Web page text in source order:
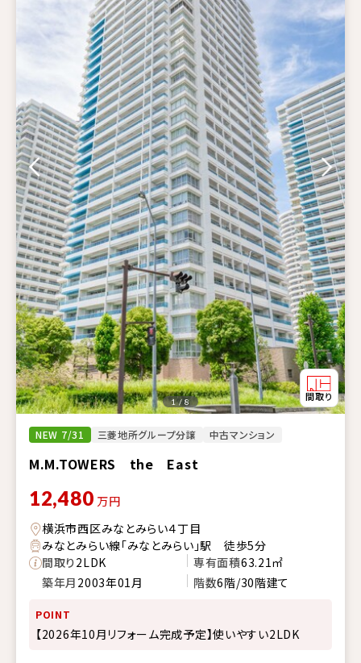
NEW 7/31 三菱地所グループ分譲 中古マンション
M.M.TOWERS the East
1 / 8
12,480 万円
横浜市西区みなとみらい４丁目
みなとみらい線「みなとみらい」駅 徒歩5分
間取り2LDK 専有面積63.21㎡
築年月 2003年01月 階数6階/30階建て
POINT
【2026年10月リフォーム完成予定】使いやすい2LDK